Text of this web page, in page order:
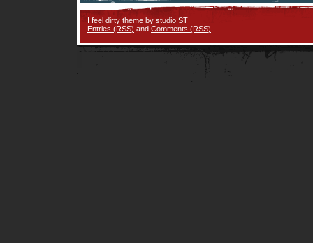
I feel dirty theme by studio ST
Entries (RSS) and Comments (RSS)